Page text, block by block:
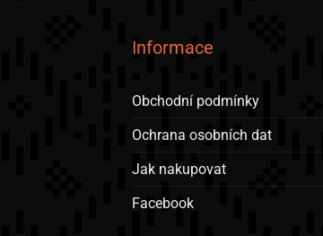
Informace
Obchodní podmínky
Ochrana osobních dat
Jak nakupovat
Facebook